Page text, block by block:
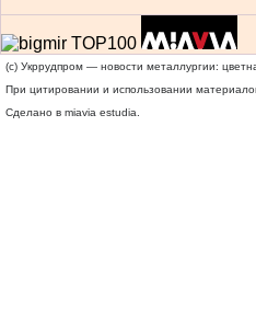
(c) Укррудпром — новости металлургии:
При цитировании и использовании
Сделано в miavia estudia.